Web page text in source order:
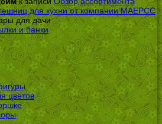
для кухни от компании МАЕРСС
для дачи
и банки
цветов